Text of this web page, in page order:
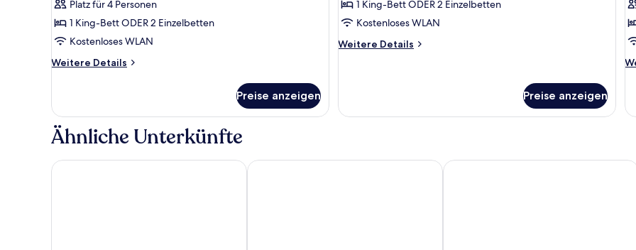
Platz für 4 Personen
1 King-Bett ODER 2 Einzelbetten
Kostenloses WLAN
Weitere Details
Weitere
Preise anzeigen
1 King-Bett ODER 2 Einzelbetten
Kostenloses WLAN
Weitere Details
Weitere
Preise anzeigen
Ähnliche Unterkünfte
Resorts World Sentosa - Hotel MichaelVillage Hotel Sentosa by Far East HospitalityResorts World Sentosa - Equarius